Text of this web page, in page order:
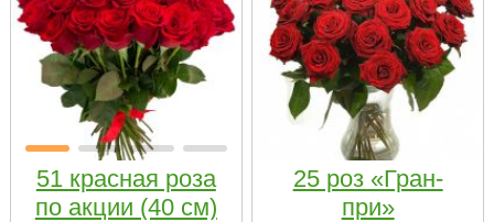
51 красная роза
по акции (40 см)
25 роз «Гран-
при»